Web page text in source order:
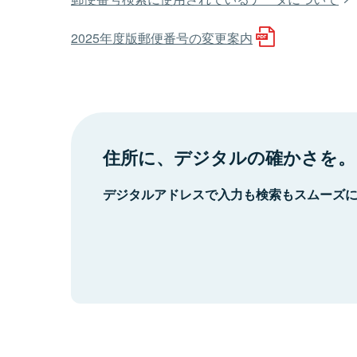
2025年度版郵便番号の変更案内
住所に、デジタルの確かさを。
デジタルアドレスで入力も検索もスムーズ